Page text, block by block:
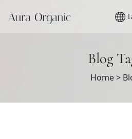
Aura Organic
Blog
Home >